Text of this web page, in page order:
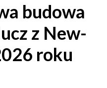
budowa
z New-
roku